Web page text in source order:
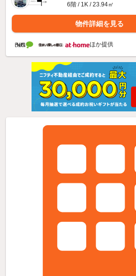
6階 / 1K / 23.94㎡
物件詳細を見る
ほか提供